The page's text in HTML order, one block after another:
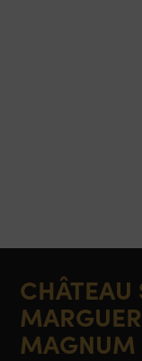
CHÂTEAU
MAGNUM